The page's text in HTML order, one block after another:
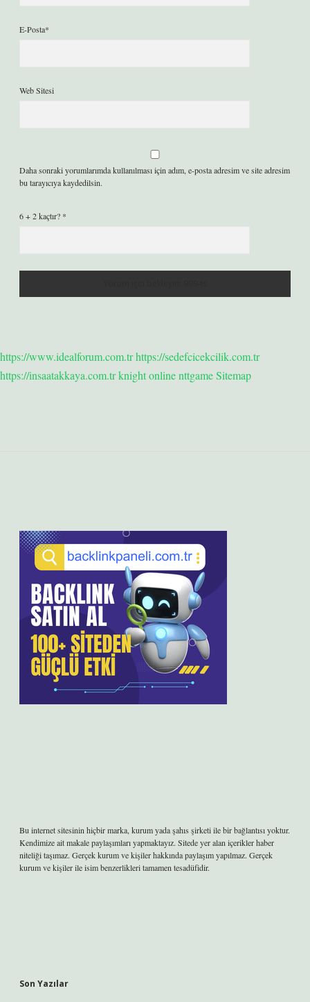
E-Posta*
Web Sitesi
Daha sonraki yorumlarımda kullanılması için adım, e-posta adresim ve site adresim
bu tarayıcıya kaydedilsin.
6 + 2 kaçtır? *
https://www.idealforum.com.trhttps://sedefcicekcilik.com.tr
https://insaatakkaya.com.trknight onlinenttgameSitemap
Bu internet sitesinin hiçbir marka, kurum yada şahıs şirketi ile bir bağlantısı yoktur.
Kendimize ait makale paylaşımları yapmaktayız. Sitede yer alan içerikler haber
niteliği taşımaz. Gerçek kurum ve kişiler hakkında paylaşım yapılmaz. Gerçek
kurum ve kişiler ile isim benzerlikleri tamamen tesadüfidir.
Son Yazılar